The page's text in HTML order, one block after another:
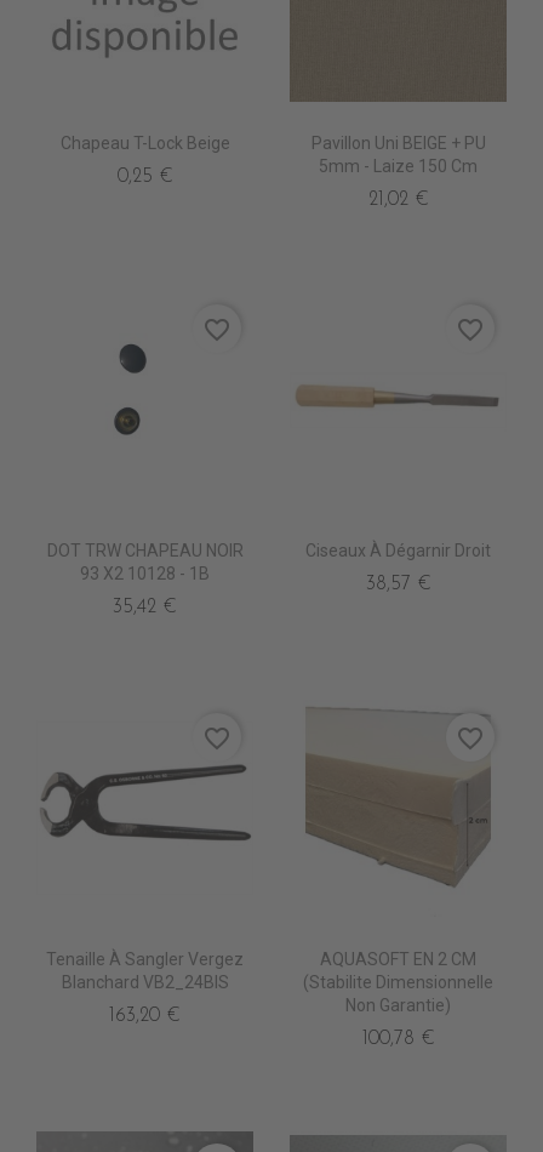
Chapeau T-Lock Beige
0,25 €
Pavillon Uni BEIGE + PU
5mm - Laize 150 Cm
21,02 €
DOT TRW CHAPEAU NOIR
93 X2 10128 - 1B
35,42 €
favorite_border
Ciseaux À Dégarnir Droit
38,57 €
favorite_border
Tenaille À Sangler Vergez
Blanchard VB2_24BIS
163,20 €
favorite_border
AQUASOFT EN 2 CM
(stabilite Dimensionnelle
Non Garantie)
100,78 €
favorite_border